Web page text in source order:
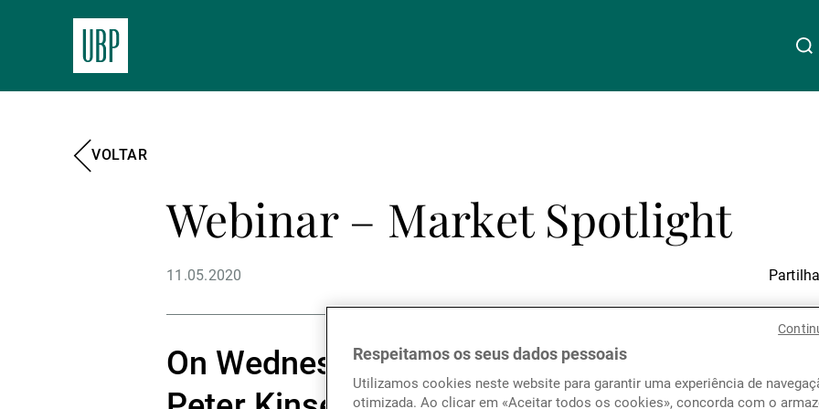
Gestão de património
Gestores de ativos externos
VOLTAR
Webinar – Market Spotlight
11.05.2020
On Wednesday 6 May 2020, Norman
Respeitamos os seus dados pessoais
Utilizamos cookies neste website para garantir uma experiência de
otimizada. Ao clicar em «Aceitar todos os cookies», concorda com o